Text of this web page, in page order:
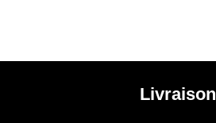
Livraison